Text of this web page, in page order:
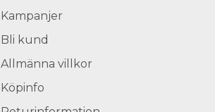
Kampanjer
Bli kund
Allmänna villkor
Köpinfo